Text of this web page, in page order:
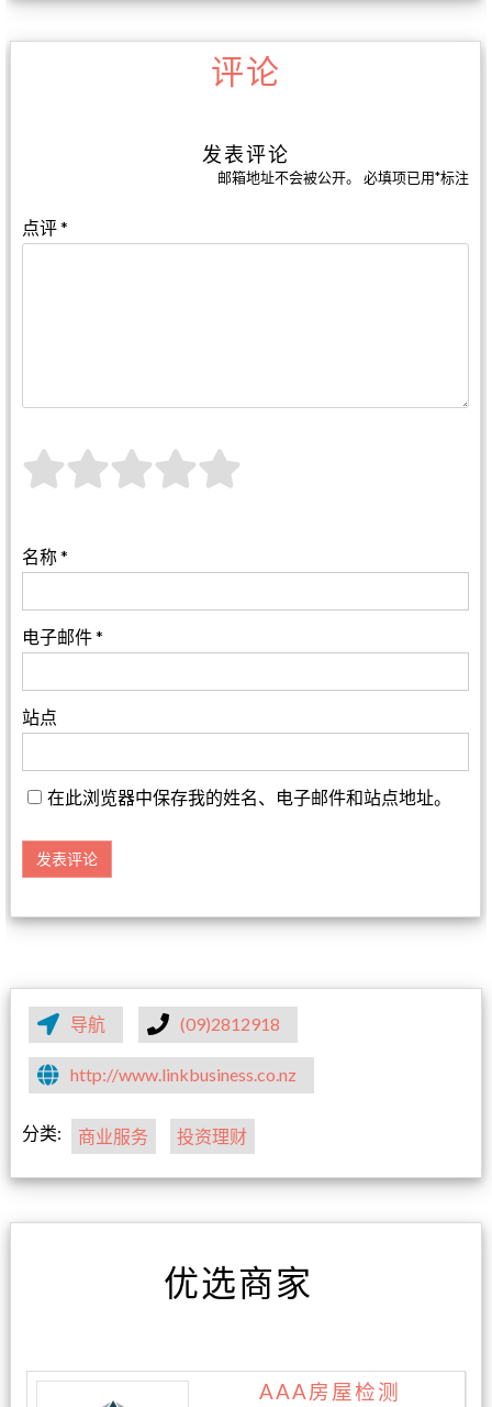
评论
发表评论
邮箱地址不会被公开。 必填项已用*标注
点评*
名称*
电子邮件*
站点
在此浏览器中保存我的姓名、电子邮件和站点地址。
导航 (09)2812918
http://www.linkbusiness.co.nz
分类: 商业服务 投资理财
优选商家
AAA房屋检测